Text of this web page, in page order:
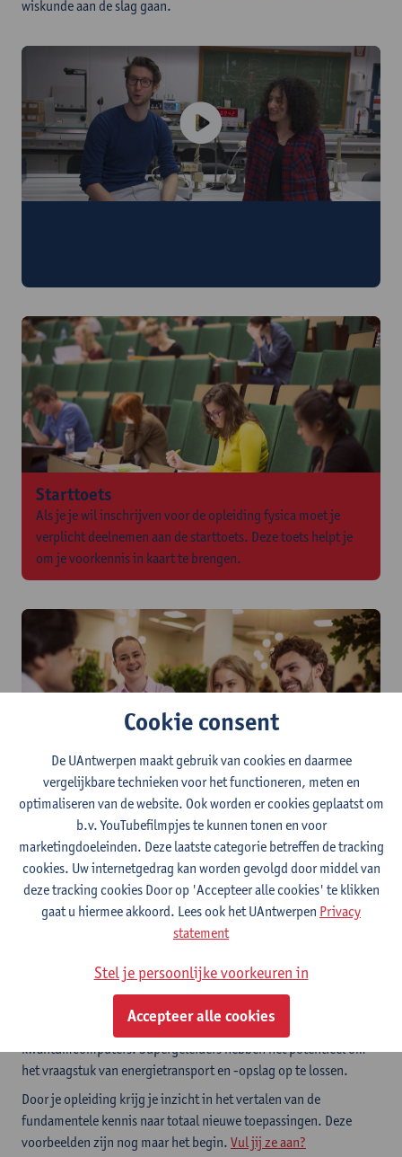
wiskunde aan de slag gaan.
Starttoets
Als je je wil inschrijven voor de opleiding fysica moet je
verplicht deelnemen aan de starttoets. Deze toets helpt je
om je voorkennis in kaart te brengen.
Kom naar de Infodag op 5 september
Ontdek of deze opleiding bij jou past
Fysica als motor voor innovatie
Alle moderne technologieën zijn er dankzij de fysica. Je GPS
brengt je precies op je bestemming dankzij de relativiteitstheorie
van Einstein. Door het ontwikkelen van nieuwe nanomaterialen
zoals grafeen, leggen we de basis voor ontelbare nieuwe
technologieën zoals efficiëntere en flexibele zonnepanelen of
smartphone-batterijen die dagen meegaan. Met verstrengelde
lichtdeeltjes maken we encryptie klaar voor een toekomst met
kwantumcomputers. Supergeleiders hebben het potentieel om
het vraagstuk van energietransport en -opslag op te lossen.
Door je opleiding krijg je inzicht in het vertalen van de
fundamentele kennis naar totaal nieuwe toepassingen. Deze
voorbeelden zijn nog maar het begin. Vul jij ze aan?
Cookie consent
De UAntwerpen maakt gebruik van cookies en daarmee
vergelijkbare technieken voor het functioneren, meten en
optimaliseren van de website. Ook worden er cookies geplaatst om
b.v. YouTubefilmpjes te kunnen tonen en voor
marketingdoeleinden. Deze laatste categorie betreffen de tracking
cookies. Uw internetgedrag kan worden gevolgd door middel van
deze tracking cookies Door op 'Accepteer alle cookies' te klikken
gaat u hiermee akkoord. Lees ook het UAntwerpen Privacy
statement
Stel je persoonlijke voorkeuren in
Accepteer alle cookies